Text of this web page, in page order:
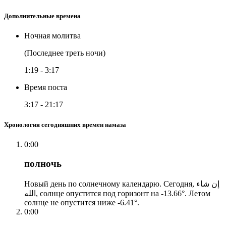
Дополнительные времена
Ночная молитва
(Последнее треть ночи)
1:19 - 3:17
Время поста
3:17 - 21:17
Хронология сегодняшних времен намаза
0:00
полночь
Новый день по солнечному календарю. Сегодня, إن شاء
الله, солнце опустится под горизонт на -13.66°. Летом
солнце не опустится ниже -6.41°.
0:00